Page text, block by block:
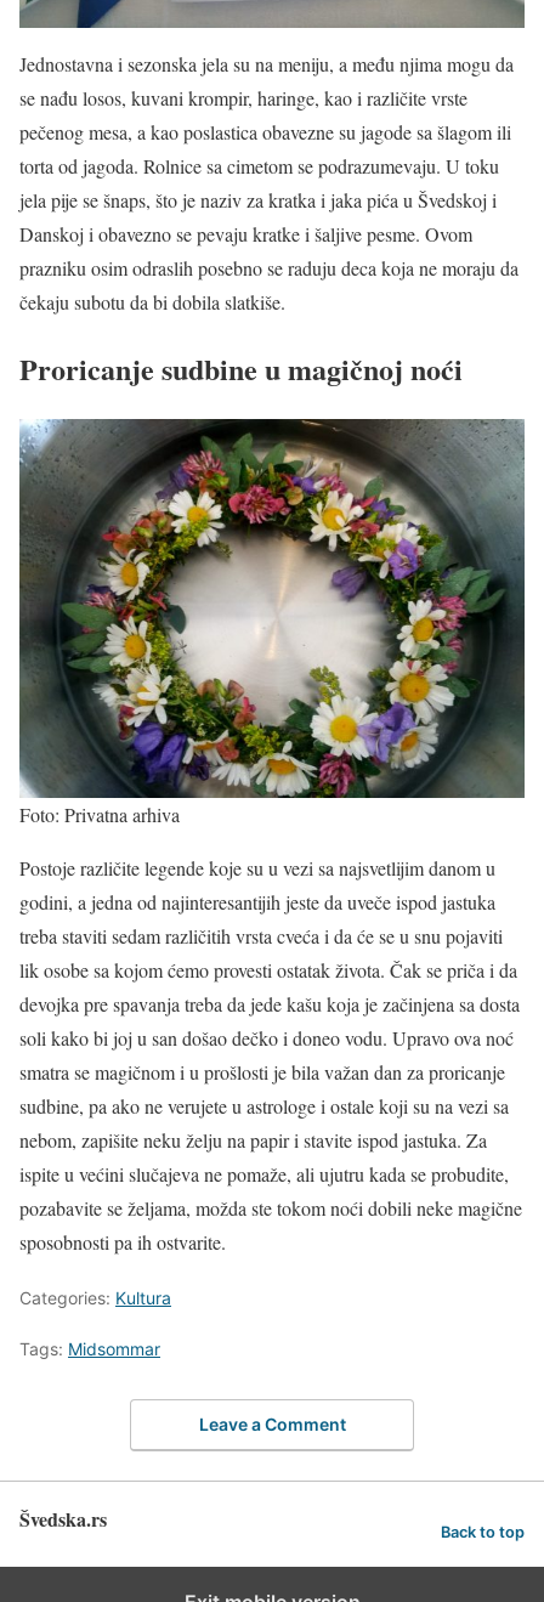
Jednostavna i sezonska jela su na meniju, a među njima mogu da
se nađu losos, kuvani krompir, haringe, kao i različite vrste
pečenog mesa, a kao poslastica obavezne su jagode sa šlagom ili
torta od jagoda. Rolnice sa cimetom se podrazumevaju. U toku
jela pije se šnaps, što je naziv za kratka i jaka pića u Švedskoj i
Danskoj i obavezno se pevaju kratke i šaljive pesme. Ovom
prazniku osim odraslih posebno se raduju deca koja ne moraju da
čekaju subotu da bi dobila slatkiše.
Proricanje sudbine u magičnoj noći
Foto: Privatna arhiva
Postoje različite legende koje su u vezi sa najsvetlijim danom u
godini, a jedna od najinteresantijih jeste da uveče ispod jastuka
treba staviti sedam različitih vrsta cveća i da će se u snu pojaviti
lik osobe sa kojom ćemo provesti ostatak života. Čak se priča i da
devojka pre spavanja treba da jede kašu koja je začinjena sa dosta
soli kako bi joj u san došao dečko i doneo vodu. Upravo ova noć
smatra se magičnom i u prošlosti je bila važan dan za proricanje
sudbine, pa ako ne verujete u astrologe i ostale koji su na vezi sa
nebom, zapišite neku želju na papir i stavite ispod jastuka. Za
ispite u većini slučajeva ne pomaže, ali ujutru kada se probudite,
pozabavite se željama, možda ste tokom noći dobili neke magične
sposobnosti pa ih ostvarite.
Categories: Kultura
Tags: Midsommar
Leave a Comment
Švedska.rs Back to top